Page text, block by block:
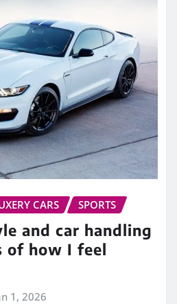
CARS SPORTS
and car handling
of how I feel
1, 2026